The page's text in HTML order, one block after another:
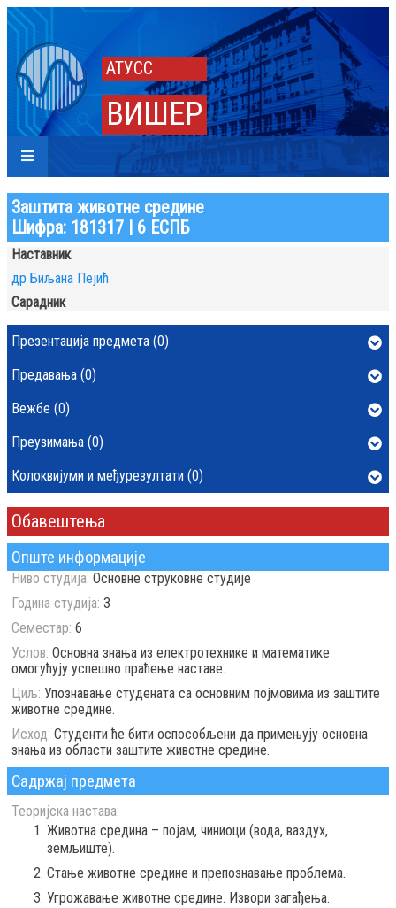
АТУСС
ВИШЕР
Заштита животне средине
Шифра: 181317 | 6 ЕСПБ
Опште информације
Ниво студија: Основне струковне студије
Година студија: 3
Семестар: 6
Услов: Основна знања из електротехнике и математике
омогућују успешно праћење наставе.
Циљ: Упознавање студената са основним појмовима из заштите
животне средине.
Исход: Студенти ће бити оспособљени да примењују основна
знања из области заштите животне средине.
Садржај предмета
Теоријска настава:
Животна средина – појам, чиниоци (вода, ваздух,
земљиште).
Стање животне средине и препознавање проблема.
Угрожавање животне средине. Извори загађења.
Наставник
др Биљана Пејић
Сарадник
Презентација предмета (0)
Предавања (0)
Вежбе (0)
Преузимања (0)
Колоквијуми и међурезултати (0)
Обавештења